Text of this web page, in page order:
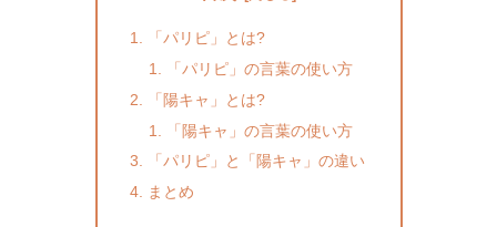
「パリピ」とは?
「パリピ」の言葉の使い方
「陽キャ」とは?
「陽キャ」の言葉の使い方
「パリピ」と「陽キャ」の違い
まとめ